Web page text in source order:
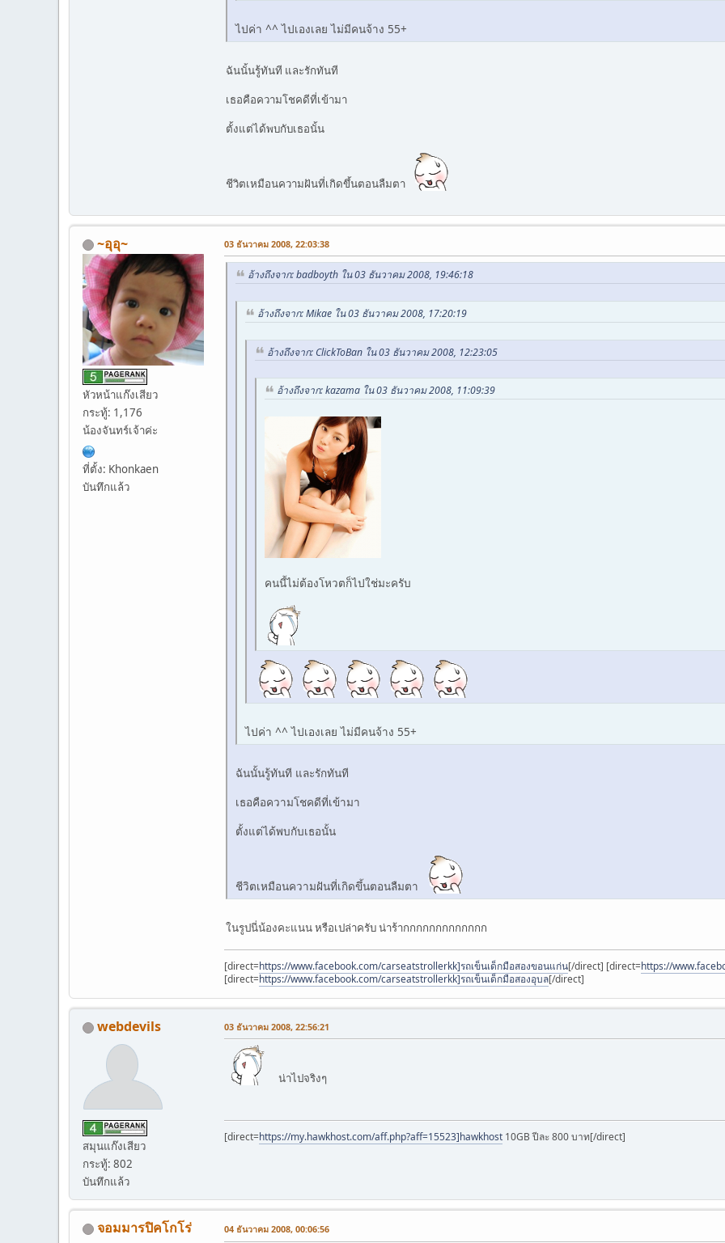
ไปค่า ^^ ไปเองเลย ไม่มีคนจ้าง 55+
ฉันนั้นรู้ทันที และรักทันที
เธอคือความโชคดีที่เข้ามา
ตั้งแต่ได้พบกับเธอนั้น
ชีวิตเหมือนความฝันที่เกิดขึ้นตอนลืมตา
~อุอุ~
หัวหน้าแก๊งเสียว
กระทู้: 1,176
น้องจันทร์เจ้าค่ะ
ที่ตั้ง: Khonkaen
บันทึกแล้ว
03 ธันวาคม 2008, 22:03:38
อ้างถึงจาก: badboyth ใน 03 ธันวาคม 2008, 19:46:18
อ้างถึงจาก: Mikae ใน 03 ธันวาคม 2008, 17:20:19
อ้างถึงจาก: ClickToBan ใน 03 ธันวาคม 2008, 12:23:05
อ้างถึงจาก: kazama ใน 03 ธันวาคม 2008, 11:09:39
คนนี้ไม่ต้องโหวตก็ไปใช่มะครับ
ไปค่า ^^ ไปเองเลย ไม่มีคนจ้าง 55+
ฉันนั้นรู้ทันที และรักทันที
เธอคือความโชคดีที่เข้ามา
ตั้งแต่ได้พบกับเธอนั้น
ชีวิตเหมือนความฝันที่เกิดขึ้นตอนลืมตา
ในรูปนี่น้องคะแนน หรือเปล่าครับ น่าร้ากกกกกกกกกกกกก
[direct=https://www.facebook.com/carseatstrollerkk]รถเข็นเด็กมือสองขอนแก่น[/direct] [direct=https://
[direct=https://www.facebook.com/carseatstrollerkk]รถเข็นเด็กมือสองอุบล[/direct]
webdevils
สมุนแก๊งเสียว
กระทู้: 802
บันทึกแล้ว
03 ธันวาคม 2008, 22:56:21
น่าไปจริงๆ
[direct=https://my.hawkhost.com/aff.php?aff=15523]hawkhost 10GB ปีละ 800 บาท[/direct]
จอมมารปิคโกโร่ 04 ธันวาคม 2008, 00:06:56